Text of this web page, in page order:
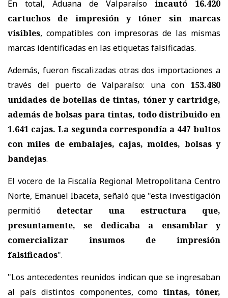
En total, Aduana de Valparaíso incautó 16.420
cartuchos de impresión y tóner sin marcas
visibles, compatibles con impresoras de las mismas
marcas identificadas en las etiquetas falsificadas.
Además, fueron fiscalizadas otras dos importaciones a
través del puerto de Valparaíso: una con 153.480
unidades de botellas de tintas, tóner y cartridge,
además de bolsas para tintas, todo distribuido en
1.641 cajas. La segunda correspondía a 447 bultos
con miles de embalajes, cajas, moldes, bolsas y
bandejas.
El vocero de la Fiscalía Regional Metropolitana Centro
Norte, Emanuel Ibaceta, señaló que "esta investigación
permitió detectar una estructura que,
presuntamente, se dedicaba a ensamblar y
comercializar insumos de impresión
falsificados".
"Los antecedentes reunidos indican que se ingresaban
al país distintos componentes, comotintas, tóner,